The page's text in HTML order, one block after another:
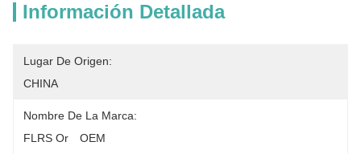
Información Detallada
Lugar De Origen:
CHINA
Nombre De La Marca:
FLRS Or　OEM